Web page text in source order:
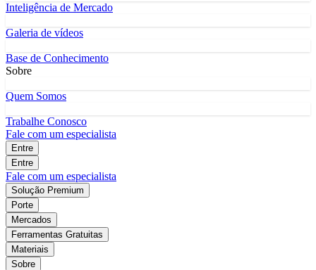
Inteligência de Mercado
Galeria de vídeos
Base de Conhecimento
Sobre
Quem Somos
Trabalhe Conosco
Fale com um especialista
Entre
Entre
Fale com um especialista
Solução Premium
Porte
Mercados
Ferramentas Gratuitas
Materiais
Sobre